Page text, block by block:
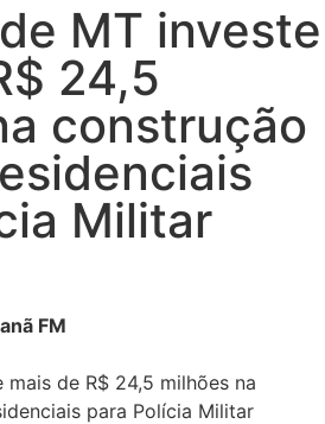
MT investe
24,5
construção
Militar
FM
de R$ 24,5 milhões na
para Polícia Militar